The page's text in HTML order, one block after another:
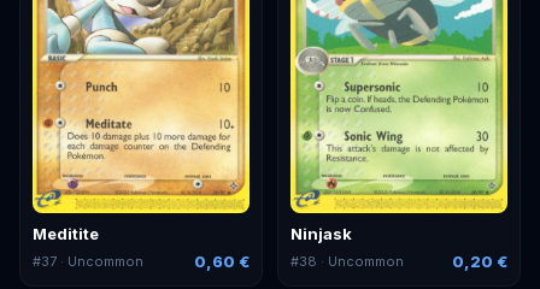
Meditite
#37 · Uncommon 0,60 €
Ninjask
#38 · Uncommon 0,20 €